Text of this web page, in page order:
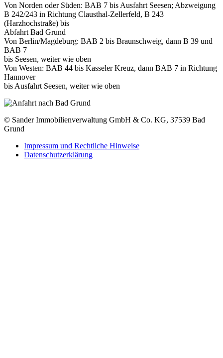
Von Norden oder Süden: BAB 7 bis Ausfahrt Seesen; Abzweigung
B 242/243 in Richtung Clausthal-Zellerfeld, B 243
(Harzhochstraße) bis
Abfahrt Bad Grund
Von Berlin/Magdeburg: BAB 2 bis Braunschweig, dann B 39 und
BAB 7
bis Seesen, weiter wie oben
Von Westen: BAB 44 bis Kasseler Kreuz, dann BAB 7 in Richtung
Hannover
bis Ausfahrt Seesen, weiter wie oben
© Sander Immobilienverwaltung GmbH & Co. KG, 37539 Bad
Grund
Impressum und Rechtliche Hinweise
Datenschutzerklärung